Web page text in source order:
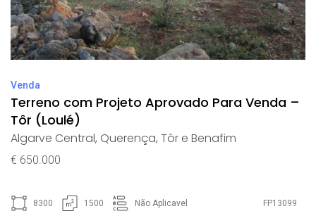
Venda
Terreno com Projeto Aprovado Para Venda –
Tôr (Loulé)
Algarve Central, Querença, Tôr e Benafim
€ 650.000
8300 1500 Não Aplicavel FP13099